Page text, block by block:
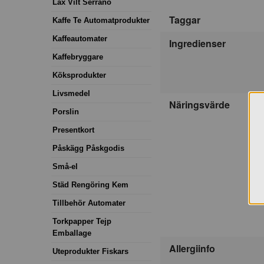
Lax Vilt Serrano
Kaffe Te Automatprodukter
Kaffeautomater
Kaffebryggare
Köksprodukter
Livsmedel
Porslin
Presentkort
Påskägg Påskgodis
Små-el
Städ Rengöring Kem
Tillbehör Automater
Torkpapper Tejp
Emballage
Uteprodukter Fiskars
Taggar
Ingredienser
Näringsvärde
Allergiinfo